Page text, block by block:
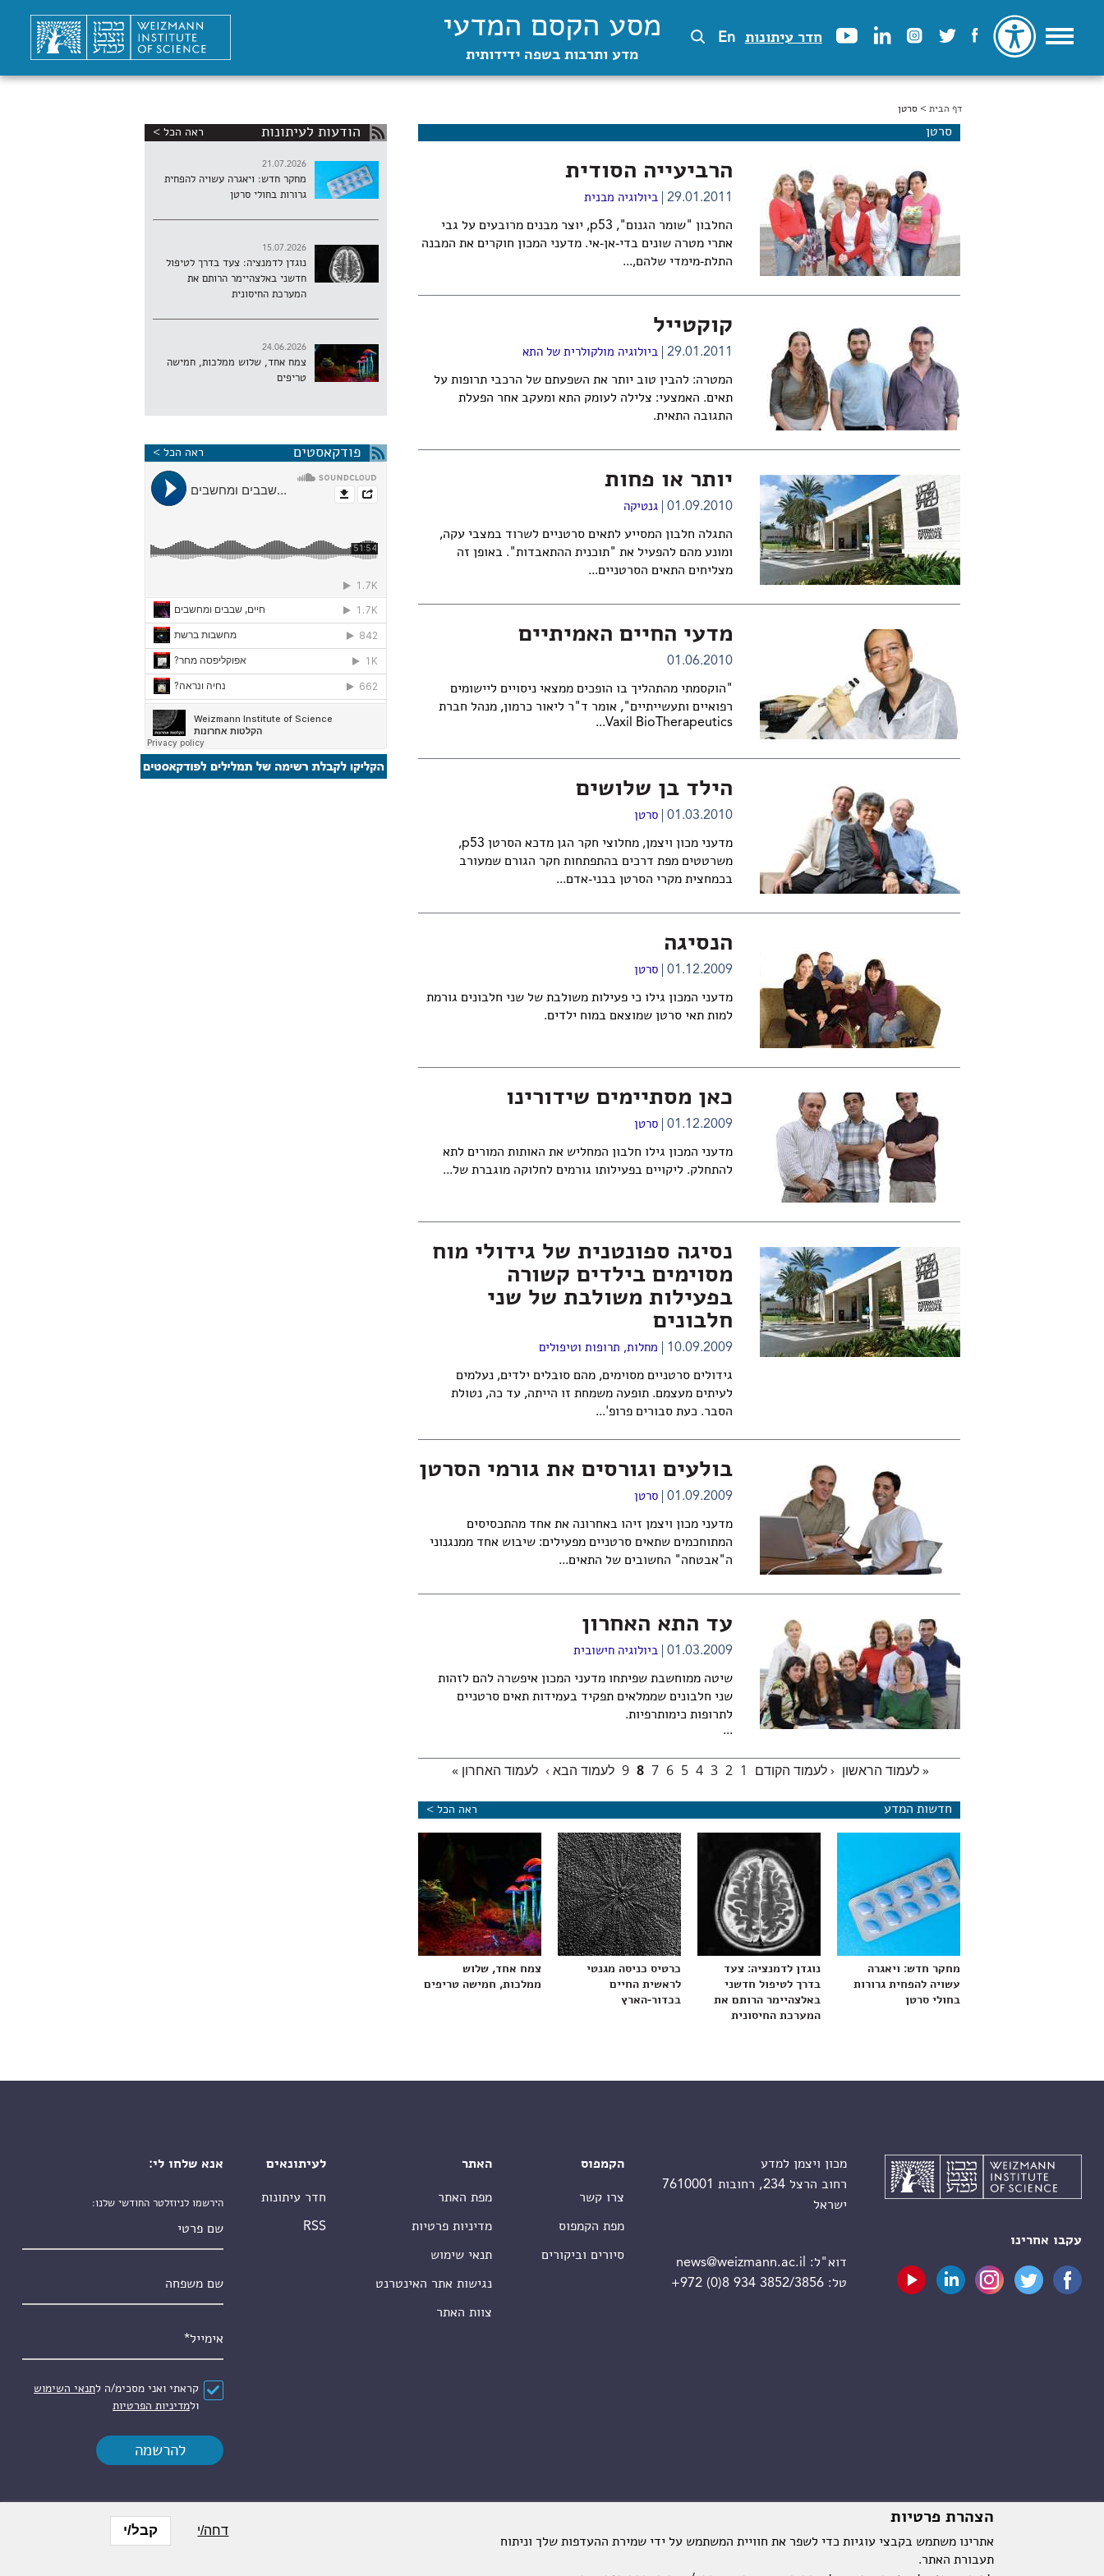
חדר עיתונות En מסע הקסם המדעי
מדע ותרבות בשפה ידידותית
הינך נמצא כאן
דף הבית > סרטן
סרטן
הרביעייה הסודית
29.01.2011 ביולוגיה מבנית
החלבון "שומר הגנום", p53, יוצר מבנים מרובעים על גבי
אתרי מטרה שונים בדי-אן-אי. מדעני המכון חוקרים את המבנה
התלת-מימדי שלהם,...
קוקטייל
29.01.2011 ביולוגיה מולקולרית של התא
המטרה: להבין טוב יותר את השפעתם של הרכבי תרופות על
תאים. האמצעי: צלילה לעומק התא ומעקב אחר הפעלת
התגובה התאית.
יותר או פחות
01.09.2010 גנטיקה
התגלה חלבון המסייע לתאים סרטניים לשרוד במצבי עקה,
ומונע מהם להפעיל את "תוכנית ההתאבדות". באופן זה
מצליחים התאים הסרטניים...
מדעי החיים האמיתיים
01.06.2010
"הוקסמתי מהתהליך בו הופכים ממצאי ניסויים ליישומים
רפואיים ותעשייתיים", אומר ד"ר ליאור כרמון, מנהל חברת
Vaxil BioTherapeutics...
הילד בן שלושים
01.03.2010 סרטן
מדעני מכון ויצמן, מחלוצי חקר הגן מדכא הסרטן p53,
משרטטים מפת דרכים בהתפתחות חקר הגורם שמעורב
בכמחצית מקרי הסרטן בבני-אדם...
הנסיגה
01.12.2009 סרטן
מדעני המכון גילו כי פעילות משולבת של שני חלבונים גורמת
למות תאי סרטן שמוצאם במוח ילדים.
כאן מסתיימים שידורינו
01.12.2009 סרטן
מדעני המכון גילו חלבון המחליש את האותות המורים לתא
להתחלק. ליקויים בפעילותו גורמים לחלוקה מוגברת של...
נסיגה ספונטנית של גידולי מוח
מסוימים בילדים קשורה
בפעילות משולבת של שני
חלבונים
10.09.2009 מחלות, תרופות וטיפולים
גידולים סרטניים מסוימים, מהם סובלים ילדים, נעלמים
לעיתים מעצמם. תופעה משמחת זו הייתה, עד כה, נטולת
הסבר. כעת סבורים פרופ'...
בולעים וגורסים את גורמי הסרטן
01.09.2009 סרטן
מדעני מכון ויצמן זיהו באחרונה את אחד מהתכסיסים
המתוחכמים שתאים סרטניים מפעילים: שיבוש אחד ממנגנוני
ה"אבטחה" החשובים של התאים...
עד התא האחרון
01.03.2009 ביולוגיה חישובית
שיטה ממוחשבת שפיתחו מדעני המכון איפשרה להם לזהות
שני חלבונים שממלאים תפקיד בעמידות תאים סרטניים
לתרופות כימותרפיות.
...
עמודים« לעמוד הראשון ‹ לעמוד הקודם 1
2
3
4
5
6
7
8
9 לעמוד הבא › לעמוד האחרון »
חדשות המדע ראה הכל >
מחקר חדש: ויאגרה
עשויה להפחית גרורות
בחולי סרטן
נוגדן לדמנציה: צעד
בדרך לטיפול חדשני
באלצהיימר הרותם את
המערכת החיסונית
כרטיס כניסה מגנטי
לראשית החיים
בכדור-הארץ
צמח אחד, שלוש
ממלכות, חמישה טריפים
הודעות לעיתונות ראה הכל >
21.07.2026
מחקר חדש: ויאגרה עשויה להפחית
גרורות בחולי סרטן
15.07.2026
נוגדן לדמנציה: צעד בדרך לטיפול
חדשני באלצהיימר הרותם את
המערכת החיסונית
24.06.2026
צמח אחד, שלוש ממלכות, חמישה
טריפים
פודקאסטים ראה הכל >
עקבו אחרינו
מכון ויצמן למדע
רחוב הרצל 234, רחובות 7610001
ישראל
דוא"ל:
news@weizmann.ac.il
טל:+972 (0)8 934 3852/3856
הקמפוס
צרו קשר
מפת הקמפוס
סיורים וביקורים
האתר
מפת האתר
מדיניות פרטיות
תנאי שימוש
נגישות אתר האינטרנט
צוות האתר
לעיתונאים
חדר עיתונות
RSS
אנא שלחו לי:
הירשמו לניוזלטר החודשי שלנו:
הסכם*
קראתי ואני מסכימ/ה לתנאי השימוש
ולמדיניות הפרטיות
מכון ויצמן למדע. כל הזכויות שמורות
הצהרת פרטיות
אתרינו משתמש בקבצי עוגיות כדי לשפר את חוויית המשתמש על ידי שמירת ההעדפות שלך וניתוח
תעבורת האתר.
דחה/י קבל/י